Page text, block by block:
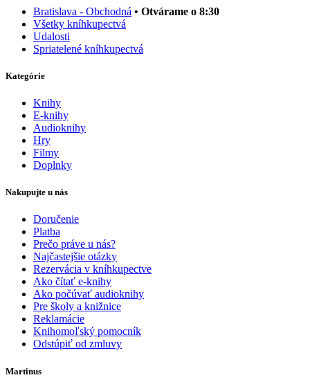
Bratislava - Obchodná • Otvárame o 8:30
Všetky kníhkupectvá
Udalosti
Spriatelené kníhkupectvá
Kategórie
Knihy
E-knihy
Audioknihy
Hry
Filmy
Doplnky
Nakupujte u nás
Doručenie
Platba
Prečo práve u nás?
Najčastejšie otázky
Rezervácia v kníhkupectve
Ako čítať e-knihy
Ako počúvať audioknihy
Pre školy a knižnice
Reklamácie
Knihomoľský pomocník
Odstúpiť od zmluvy
Martinus